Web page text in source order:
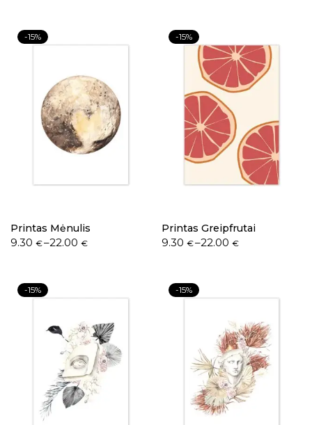
-15%
Printas Mėnulis
9.30 €–22.00€
-15%
Printas Greipfrutai
9.30 €–22.00 €
-15% -15%